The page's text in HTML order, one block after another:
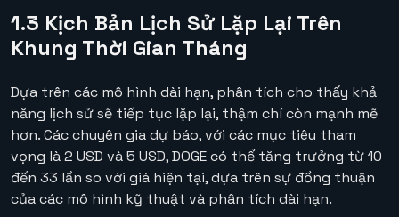
1.3 Kịch Bản Lịch Sử Lặp Lại Trên
Khung Thời Gian Tháng
Dựa trên các mô hình dài hạn, phân tích cho thấy khả
năng lịch sử sẽ tiếp tục lặp lại, thậm chí còn mạnh mẽ
hơn. Các chuyên gia dự báo, với các mục tiêu tham
vọng là 2 USD và 5 USD, DOGE có thể tăng trưởng từ 10
đến 33 lần so với giá hiện tại, dựa trên sự đồng thuận
của các mô hình kỹ thuật và phân tích dài hạn.